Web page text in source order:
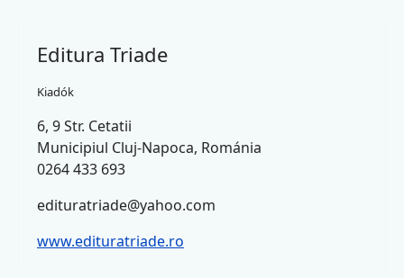
Editura Triade
Kiadók
6, 9 Str. Cetatii
Municipiul Cluj-Napoca, Románia
0264 433 693
edituratriade@yahoo.com
www.edituratriade.ro